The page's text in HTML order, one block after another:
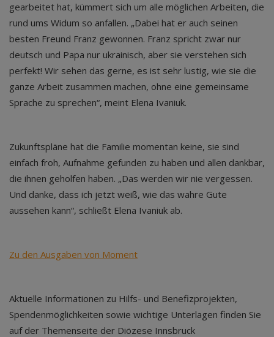
gearbeitet hat, kümmert sich um alle möglichen Arbeiten, die
rund ums Widum so anfallen. „Dabei hat er auch seinen
besten Freund Franz gewonnen. Franz spricht zwar nur
deutsch und Papa nur ukrainisch, aber sie verstehen sich
perfekt! Wir sehen das gerne, es ist sehr lustig, wie sie die
ganze Arbeit zusammen machen, ohne eine gemeinsame
Sprache zu sprechen“, meint Elena Ivaniuk.
Zukunftspläne hat die Familie momentan keine, sie sind
einfach froh, Aufnahme gefunden zu haben und allen dankbar,
die ihnen geholfen haben. „Das werden wir nie vergessen.
Und danke, dass ich jetzt weiß, wie das wahre Gute
aussehen kann“, schließt Elena Ivaniuk ab.
Zu den Ausgaben von Moment
Aktuelle Informationen zu Hilfs- und Benefizprojekten,
Spendenmöglichkeiten sowie wichtige Unterlagen finden Sie
auf der Themenseite der Diözese Innsbruck